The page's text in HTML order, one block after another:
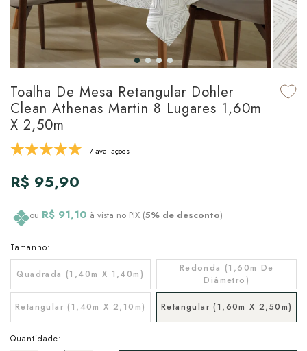
em Marcas
em Tapetes
de Colchão & Travesseiro
& Manta para Cama
Cama
Edredom & Duvet
Prato & Copa
de Cozinha
em Mesa & Cozinha
em Banho
Toalha De Mesa Retangular Dohler
Clean Athenas Martin 8 Lugares 1,60m
X 2,50m
7 avaliações
R$ 95,90
ou R$ 91,10 à vista no PIX (5% de desconto)
Tamanho:
Quadrada (1,40m X 1,40m)
Redonda (1,60m De
Diâmetro)
Retangular (1,40m X 2,10m) Retangular (1,60m X 2,50m)
Quantidade: